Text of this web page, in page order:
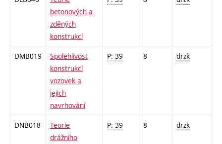
betonových a
zděných
konstrukcí
DMB019
Spolehlivost
konstrukcí
vozovek a
jejich
navrhování
P: 39 8 drzk
DNB018
Teorie
drážního
P: 39 8 drzk